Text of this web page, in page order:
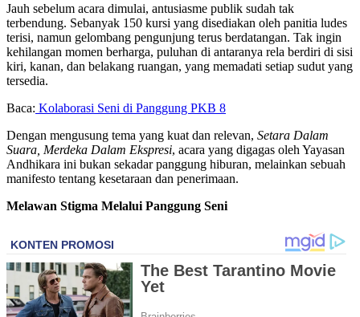
Jauh sebelum acara dimulai, antusiasme publik sudah tak
terbendung. Sebanyak 150 kursi yang disediakan oleh panitia ludes
terisi, namun gelombang pengunjung terus berdatangan. Tak ingin
kehilangan momen berharga, puluhan di antaranya rela berdiri di sisi
kiri, kanan, dan belakang ruangan, yang memadati setiap sudut yang
tersedia.
Baca: Kolaborasi Seni di Panggung PKB 8
Dengan mengusung tema yang kuat dan relevan, Setara Dalam
Suara, Merdeka Dalam Ekspresi, acara yang digagas oleh Yayasan
Andhikara ini bukan sekadar panggung hiburan, melainkan sebuah
manifesto tentang kesetaraan dan penerimaan.
Melawan Stigma Melalui Panggung Seni